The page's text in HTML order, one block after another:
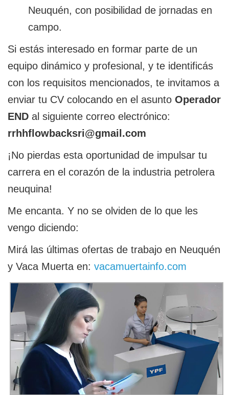
Neuquén, con posibilidad de jornadas en
campo.
Si estás interesado en formar parte de un
equipo dinámico y profesional, y te identificás
con los requisitos mencionados, te invitamos a
enviar tu CV colocando en el asunto Operador
END al siguiente correo electrónico:
rrhhflowbacksri@gmail.com
¡No pierdas esta oportunidad de impulsar tu
carrera en el corazón de la industria petrolera
neuquina!
Me encanta. Y no se olviden de lo que les
vengo diciendo:
Mirá las últimas ofertas de trabajo en Neuquén
y Vaca Muerta en: vacamuertainfo.com